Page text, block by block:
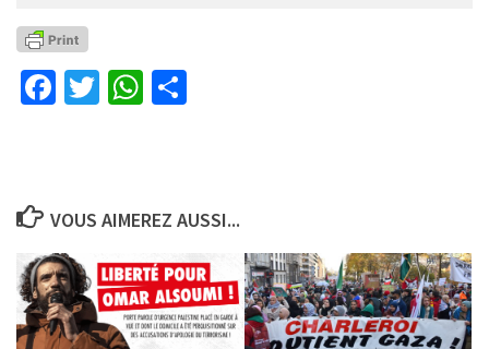
Facebook
TwitterWhatsApp
VOUS AIMEREZ AUSSI...